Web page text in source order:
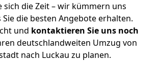
sich die Zeit – wir kümmern uns
die besten Angebote erhalten.
und kontaktieren Sie uns noch
deutschlandweiten Umzug von
nach Luckau zu planen.